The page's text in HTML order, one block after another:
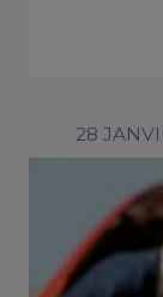
28